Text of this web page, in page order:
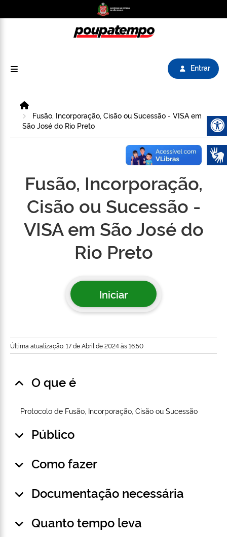
Entrar
Fusão, Incorporação, Cisão ou Sucessão - VISA em
São José do Rio Preto
Fusão, Incorporação,
Cisão ou Sucessão -
VISA em São José do
Rio Preto
Iniciar
Última atualização: 17 de Abril de 2024 às 16:50
O que é
Protocolo de Fusão, Incorporação, Cisão ou Sucessão
Público
Como fazer
Documentação necessária
Quanto tempo leva